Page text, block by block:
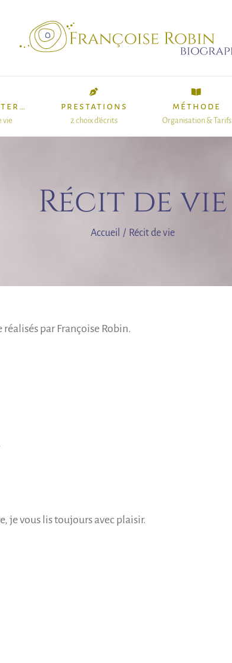
vie
prestations
2 choix d’écrits
méthode
Organisation & Tarifs
Récit de vie
Accueil / Récit de vie
réalisés par Françoise Robin.
je vous lis toujours avec plaisir.